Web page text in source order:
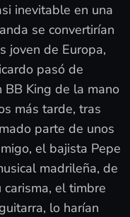
inevitable en una
se convertirían
joven de Europa,
pasó de
BB King de la mano
más tarde, tras
parte de unos
el bajista Pepe
madrileña, de
el timbre
lo harían